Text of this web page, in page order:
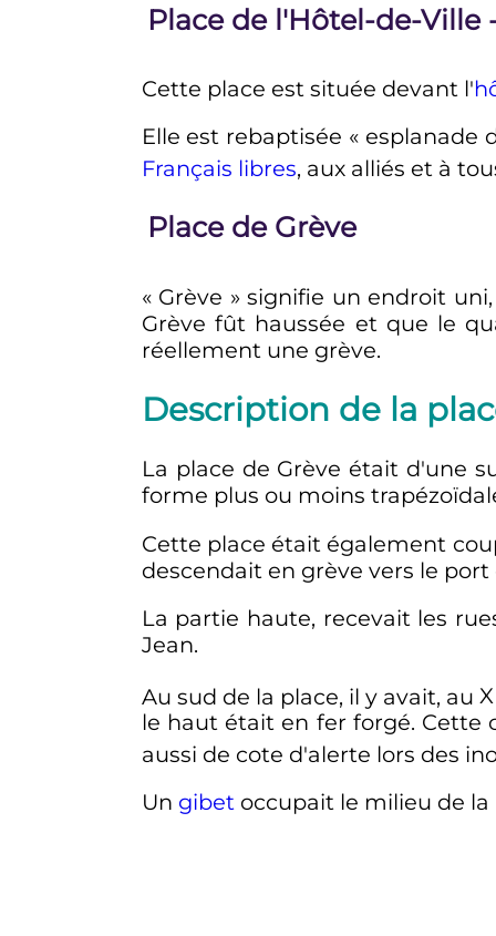
Place de l'Hôtel-de-Ville
Cette place est située devant l'
Elle est rebaptisée « esplanade
Français libres, aux alliés et à
Place de Grève
« Grève » signifie un endroit
Grève fût haussée et que le
réellement une grève.
Description de la
La place de Grève était d'une
forme plus ou moins
Cette place était également
descendait en grève vers le
La partie haute, recevait les
Jean.
Au sud de la place, il y avait, au
le haut était en fer forgé. Cette
aussi de cote d'alerte lors des
Un gibetoccupait le milieu de